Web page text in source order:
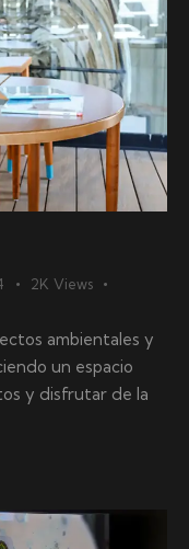
2K Views
ambientales y
un espacio
y disfrutar de la